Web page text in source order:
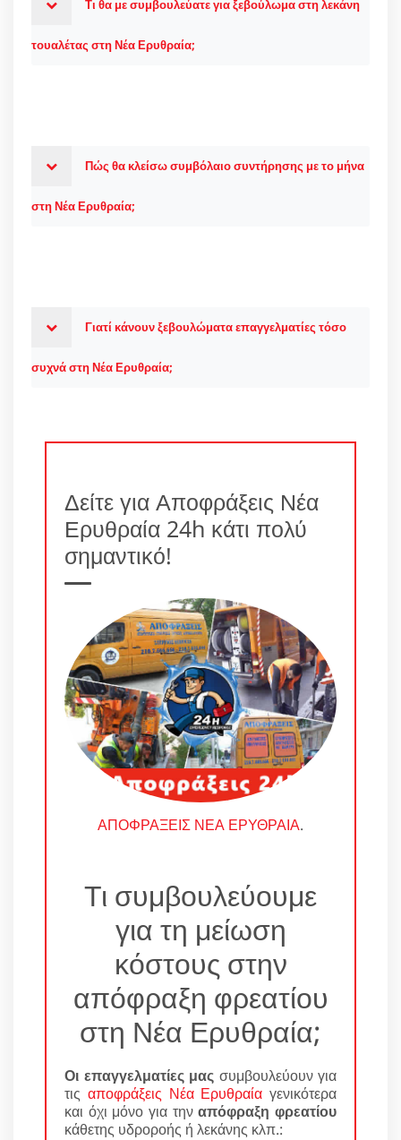
Τι θα με συμβουλεύατε για ξεβούλωμα στη λεκάνη
τουαλέτας στη Νέα Ερυθραία;
Πώς θα κλείσω συμβόλαιο συντήρησης με το μήνα
στη Νέα Ερυθραία;
Γιατί κάνουν ξεβουλώματα επαγγελματίες τόσο
συχνά στη Νέα Ερυθραία;
Δείτε για Αποφράξεις Νέα
Ερυθραία 24h κάτι πολύ
σημαντικό!
ΑΠΟΦΡΑΞΕΙΣ ΝΕΑ ΕΡΥΘΡΑΙΑ.
Τι συμβουλεύουμε
για τη μείωση
κόστους στην
απόφραξη φρεατίου
στη Νέα Ερυθραία;
Οι επαγγελματίες μας συμβουλεύουν για
τις αποφράξεις Νέα Ερυθραία γενικότερα
και όχι μόνο για τηναπόφραξη φρεατίου
κάθετης υδροροής ή λεκάνης κλπ.: